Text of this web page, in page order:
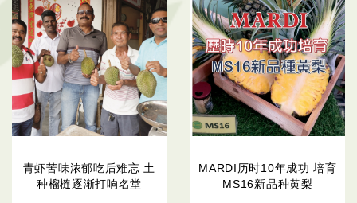
青虾苦味浓郁吃后难忘 土
种榴梿逐渐打响名堂
MARDI历时10年成功 培育
MS16新品种黄梨